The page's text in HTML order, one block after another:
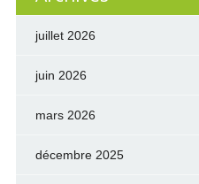
juillet 2026
juin 2026
mars 2026
décembre 2025